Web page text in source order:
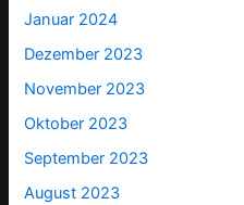
Januar 2024
Dezember 2023
November 2023
Oktober 2023
September 2023
August 2023